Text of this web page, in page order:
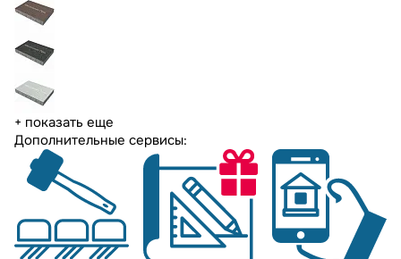
+ показать еще
Дополнительные сервисы: